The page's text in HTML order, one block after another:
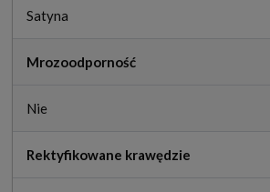
Satyna
Mrozoodporność
Nie
Rektyfikowane krawędzie